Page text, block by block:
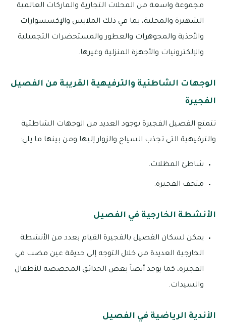
مجموعة واسعة من المحلات التجارية والماركات العالمية
الشهيرة والمحلية، بما في ذلك الملابس والإكسسوارات
والأحذية والمجوهرات والعطور والمستحضرات التجميلية
والإلكترونيات والأجهزة المنزلية وغيرها.
الوجهات الشاطئية والترفيهية القريبة من الفصيل
الفجيرة
تتمتع الفصيل الفجيرة بوجود العديد من الوجهات الشاطئية
والترفيهية التي تجذب السياح والزوار إليها ومن بينها ما يلي:
شاطئ المظلات.
متحف الفجيرة.
الأنشطة الخارجية في الفصيل
يمكن لسكان الفصيل بالفجيرة القيام بعدد من الأنشطة
الخارجية العديدة من خلال التوجه إلى حديقة عين مضب في
الفجيرة، كما يوجد أيضاً بعض الحدائق المخصصة للأطفال
والسيدات.
الأندية الرياضية في الفصيل